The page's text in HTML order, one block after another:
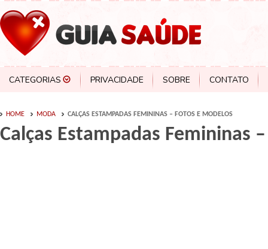
CATEGORIAS PRIVACIDADE SOBRE CONTATO
HOME MODA CALÇAS ESTAMPADAS FEMININAS – FOTOS E MODELOS
Calças Estampadas Femininas